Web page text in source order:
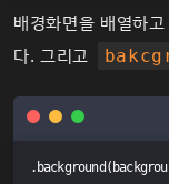
배경화면을 배열하고
다. 그리고